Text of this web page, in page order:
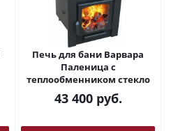
Печь для бани Варвара
Паленица с
теплообменником стекло
43 400руб.